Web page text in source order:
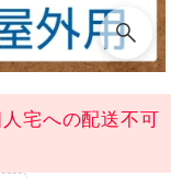
宅への配送不可